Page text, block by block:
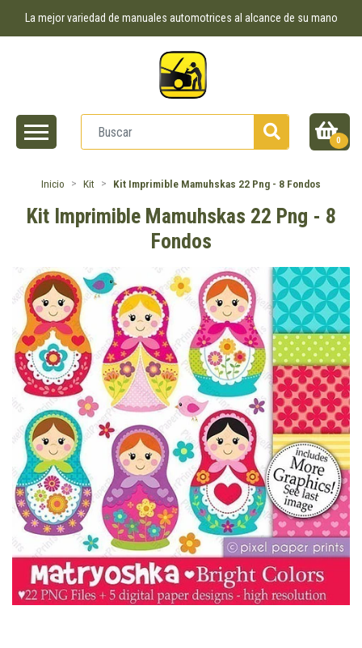
La mejor variedad de manuales automotrices al alcance de su mano
0
Inicio Kit Kit Imprimible Mamuhskas 22 Png - 8 Fondos
Kit Imprimible Mamuhskas 22 Png - 8
Fondos